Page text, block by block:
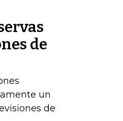
de
un
de